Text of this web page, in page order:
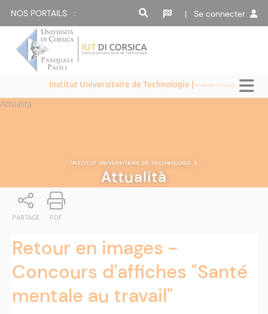
NOS PORTAILS : | Se connecter
Institut Universitaire de Technologie |Università di Corsica
Attualità
INSTITUT UNIVERSITAIRE DE TECHNOLOGIE |
Attualità
PARTAGE PDF
Retour en images -
Concours d'affiches "Santé
mentale au travail"